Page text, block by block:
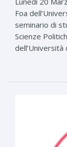
Foa
seminario di
Scienze
dell’Università